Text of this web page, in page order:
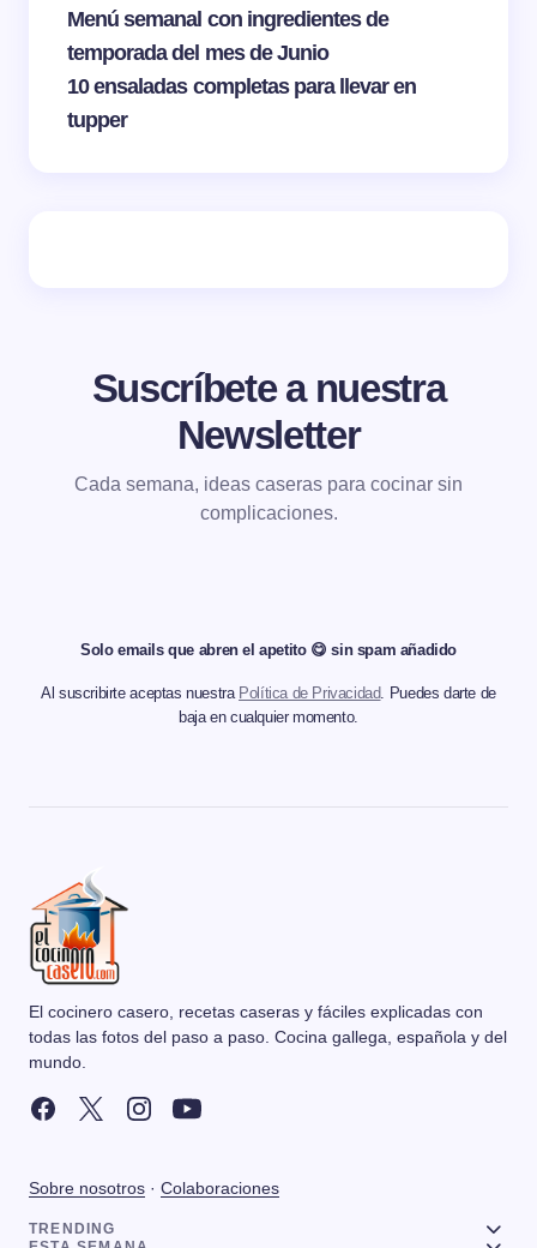
Menú semanal con ingredientes de
temporada del mes de Junio
10 ensaladas completas para llevar en
tupper
Suscríbete a nuestra
Newsletter
Cada semana, ideas caseras para cocinar sin
complicaciones.
Solo emails que abren el apetito 😋 sin spam añadido
Al suscribirte aceptas nuestra Política de Privacidad. Puedes darte de
baja en cualquier momento.
El cocinero casero, recetas caseras y fáciles explicadas con
todas las fotos del paso a paso. Cocina gallega, española y del
mundo.
Sobre nosotros · Colaboraciones
TRENDING